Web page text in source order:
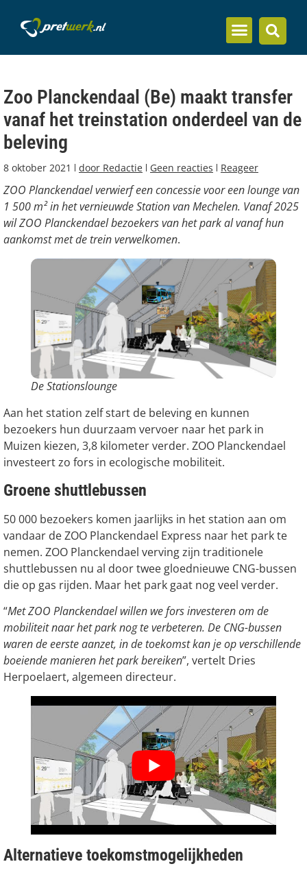
Zoo Planckendaal (Be) maakt transfer
vanaf het treinstation onderdeel van de
beleving
8 oktober 2021 door Redactie Geen reacties Reageer
ZOO Planckendael verwierf een concessie voor een lounge van
1 500 m² in het vernieuwde Station van Mechelen. Vanaf 2025
wil ZOO Planckendael bezoekers van het park al vanaf hun
aankomst met de trein verwelkomen.
De Stationslounge
Aan het station zelf start de beleving en kunnen
bezoekers hun duurzaam vervoer naar het park in
Muizen kiezen, 3,8 kilometer verder. ZOO Planckendael
investeert zo fors in ecologische mobiliteit.
Groene shuttlebussen
50 000 bezoekers komen jaarlijks in het station aan om
vandaar de ZOO Planckendael Express naar het park te
nemen. ZOO Planckendael verving zijn traditionele
shuttlebussen nu al door twee gloednieuwe CNG-bussen
die op gas rijden. Maar het park gaat nog veel verder.
“Met ZOO Planckendael willen we fors investeren om de
mobiliteit naar het park nog te verbeteren. De CNG-bussen
waren de eerste aanzet, in de toekomst kan je op verschillende
boeiende manieren het park bereiken”, vertelt Dries
Herpoelaert, algemeen directeur.
Alternatieve toekomstmogelijkheden